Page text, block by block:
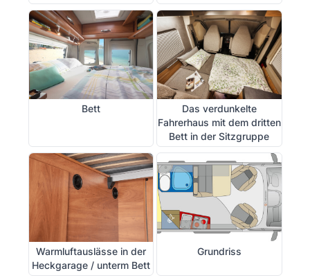
Bett
Das verdunkelte
Fahrerhaus mit dem dritten
Bett in der Sitzgruppe
Warmluftauslässe in der
Heckgarage / unterm Bett
Grundriss